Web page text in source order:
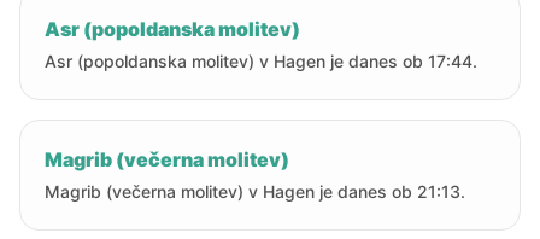
Asr (popoldanska molitev)
Asr (popoldanska molitev) v Hagen je danes ob 17:44.
Magrib (večerna molitev)
Magrib (večerna molitev) v Hagen je danes ob 21:13.